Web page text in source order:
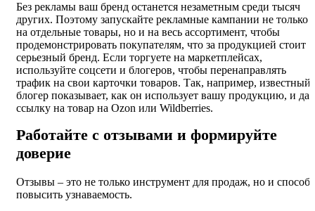
Без рекламы ваш бренд останется незаметным среди тысяч
других. Поэтому запускайте рекламные кампании не только
на отдельные товары, но и на весь ассортимент, чтобы
продемонстрировать покупателям, что за продукцией стоит
серьезный бренд. Если торгуете на маркетплейсах,
используйте соцсети и блогеров, чтобы перенаправлять
трафик на свои карточки товаров. Так, например, известный
блогер показывает, как он использует вашу продукцию, и
ссылку на товар на Ozon или Wildberries.
Работайте с отзывами и формируйте
доверие
Отзывы – это не только инструмент для продаж, но и способ
повысить узнаваемость.